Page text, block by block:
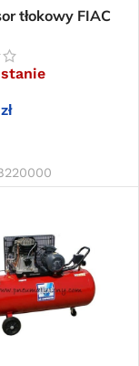
tłokowy FIAC
zł